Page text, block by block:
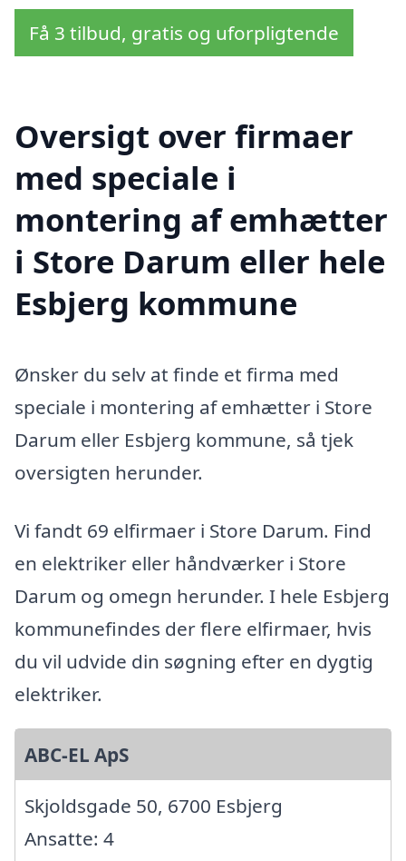
Få 3 tilbud, gratis og uforpligtende
Oversigt over firmaer
med speciale i
montering af emhætter
i Store Darum eller hele
Esbjerg kommune
Ønsker du selv at finde et firma med
speciale i montering af emhætter i Store
Darum eller Esbjerg kommune, så tjek
oversigten herunder.
Vi fandt 69 elfirmaer i Store Darum. Find
en elektriker eller håndværker i Store
Darum og omegn herunder. I hele Esbjerg
kommunefindes der flere elfirmaer, hvis
du vil udvide din søgning efter en dygtig
elektriker.
ABC-EL ApS
Skjoldsgade 50, 6700 Esbjerg
Ansatte: 4